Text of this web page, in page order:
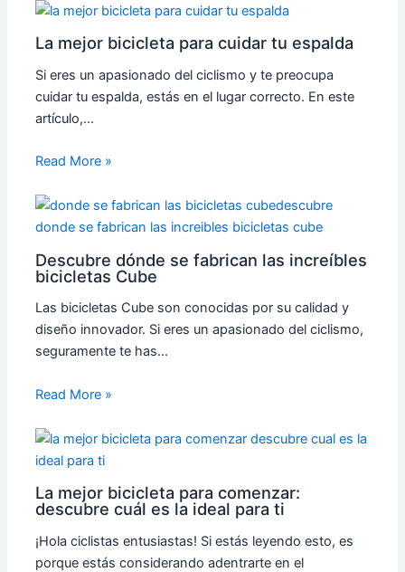
La mejor bicicleta para cuidar tu espalda
Si eres un apasionado del ciclismo y te preocupa
cuidar tu espalda, estás en el lugar correcto. En este
artículo,…
Read More »
Descubre dónde se fabrican las increíbles
bicicletas Cube
Las bicicletas Cube son conocidas por su calidad y
diseño innovador. Si eres un apasionado del ciclismo,
seguramente te has…
Read More »
La mejor bicicleta para comenzar:
descubre cuál es la ideal para ti
¡Hola ciclistas entusiastas! Si estás leyendo esto, es
porque estás considerando adentrarte en el